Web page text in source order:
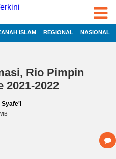
ISLAM REGIONAL NASIONAL
Rio Pimpin
2021-2022
Syafe'i